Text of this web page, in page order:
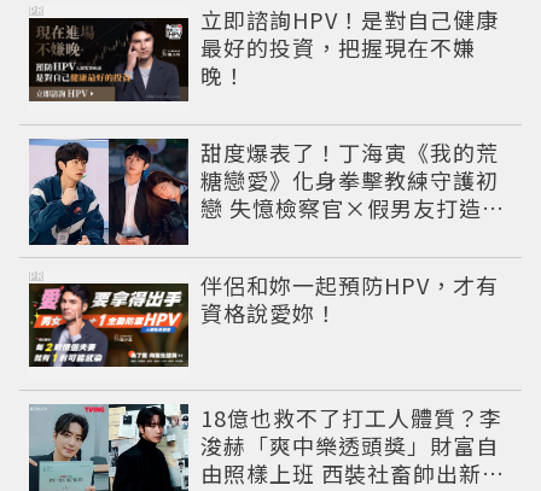
立即諮詢HPV！是對自己健康
最好的投資，把握現在不嫌
晚！
PR
甜度爆表了！丁海寅《我的荒
糖戀愛》化身拳擊教練守護初
戀 失憶檢察官×假男友打造今
伴侶和妳一起預防HPV，才有
資格說愛妳！
PR
18億也救不了打工人體質？李
浚赫「爽中樂透頭獎」財富自
由照樣上班 西裝社畜帥出新高